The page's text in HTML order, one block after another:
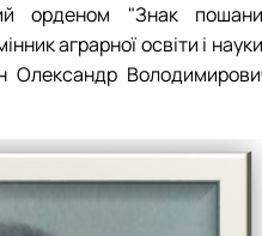
орденом "Знак
аграрної освіти і науки
Олександр